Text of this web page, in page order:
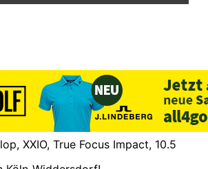
XXIO, True Focus Impact, 10.5